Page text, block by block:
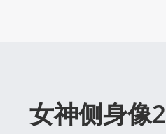
女神侧身像2